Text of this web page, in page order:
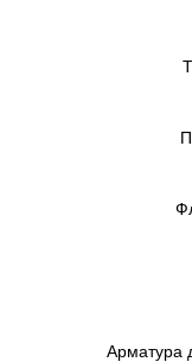
Арматура